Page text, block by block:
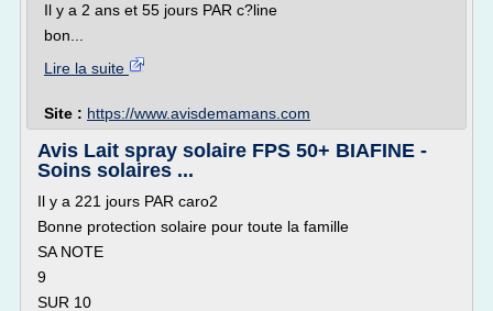
Il y a 2 ans et 55 jours PAR c?line
bon...
Lire la suite
Site : https://www.avisdemamans.com
Avis Lait spray solaire FPS 50+ BIAFINE -
Soins solaires ...
Il y a 221 jours PAR caro2
Bonne protection solaire pour toute la famille
SA NOTE
9
SUR 10